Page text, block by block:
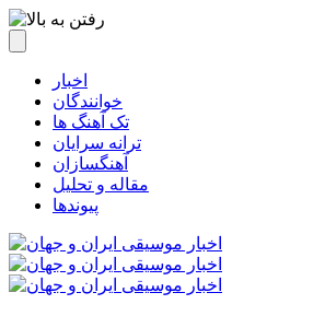
اخبار
خوانندگان
تک آهنگ ها
ترانه سرایان
آهنگسازان
مقاله و تحلیل
پیوندها